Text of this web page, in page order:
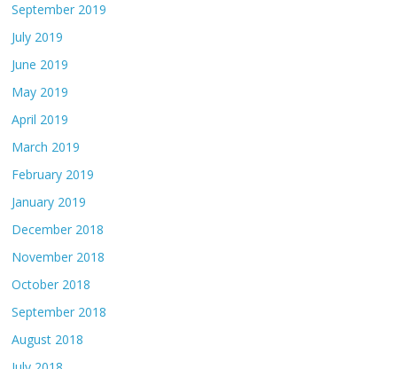
September 2019
July 2019
June 2019
May 2019
April 2019
March 2019
February 2019
January 2019
December 2018
November 2018
October 2018
September 2018
August 2018